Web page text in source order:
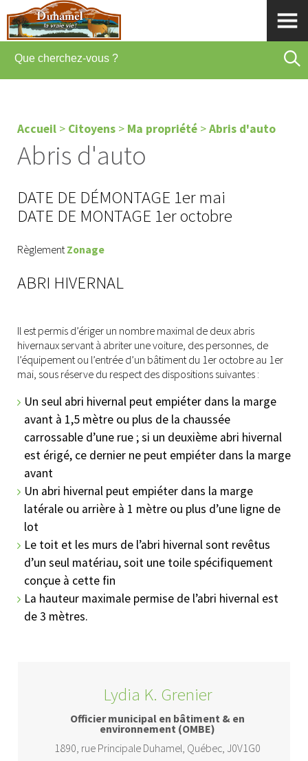
Accueil > Citoyens > Ma propriété >Abris d'auto
Abris d'auto
DATE DE DÉMONTAGE 1er mai
DATE DE MONTAGE 1er octobre
Règlement Zonage
ABRI HIVERNAL
Il est permis d’ériger un nombre maximal de deux abris
hivernaux servant à abriter une voiture, des personnes, de
l’équipement ou l’entrée d’un bâtiment du 1er octobre au 1er
mai, sous réserve du respect des dispositions suivantes :
Un seul abri hivernal peut empiéter dans la marge
avant à 1,5 mètre ou plus de la chaussée
carrossable d’une rue ; si un deuxième abri hivernal
est érigé, ce dernier ne peut empiéter dans la marge
avant
Un abri hivernal peut empiéter dans la marge
latérale ou arrière à 1 mètre ou plus d’une ligne de
lot
Le toit et les murs de l’abri hivernal sont revêtus
d’un seul matériau, soit une toile spécifiquement
conçue à cette fin
La hauteur maximale permise de l’abri hivernal est
de 3 mètres.
Lydia K. Grenier
Officier municipal en bâtiment & en
environnement (OMBE)
1890, rue Principale Duhamel, Québec, J0V1G0